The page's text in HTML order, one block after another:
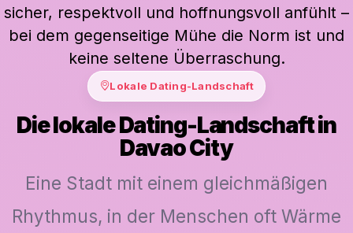
sicher, respektvoll und hoffnungsvoll anfühlt –
bei dem gegenseitige Mühe die Norm ist und
keine seltene Überraschung.
Lokale Dating-Landschaft
Die lokale Dating-Landschaft in
Davao City
Eine Stadt mit einem gleichmäßigen
Rhythmus, in der Menschen oft Wärme